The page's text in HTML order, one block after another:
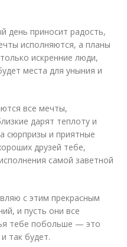
день приносит радость,
исполняются, а планы
искренние люди,
места для уныния и
все мечты,
дарят теплоту и
сюрпризы и приятные
друзей тебе,
самой заветной
с этим прекрасным
и пусть они все
тебе побольше — это
так будет.